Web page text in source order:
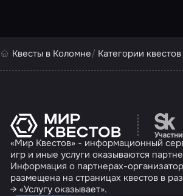
Квесты в Коломне Категории
«Мир Квестов» - информационный
игр и иные услуги оказываются
Информация о партнерах-
размещена на страницах квестов в
→ «Услугу оказывает».